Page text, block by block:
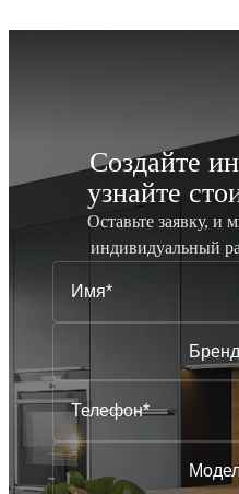
Создайте
узнайте
Оставьте заявку, и
индивидуальный